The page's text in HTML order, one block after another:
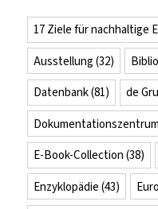
17 Ziele für nachhaltige
Ausstellung (32)
Datenbank(81) de
E-Book-Collection (38)
Enzyklopädie (43)